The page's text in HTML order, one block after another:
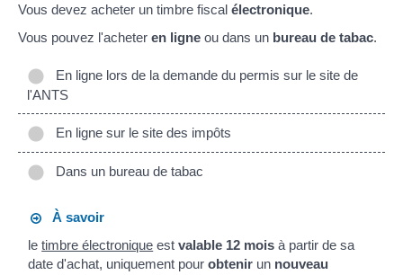
Vous devez acheter un timbre fiscal électronique.
Vous pouvez l'acheter en ligne ou dans un bureau de tabac.
En ligne lors de la demande du permis sur le site de
l'ANTS
En ligne sur le site des impôts
Dans un bureau de tabac
À savoir
letimbre électronique estvalable 12 mois à partir de sa
date d'achat, uniquement pourobtenir un nouveau